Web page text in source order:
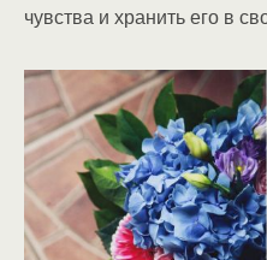
чувства и хранить его в